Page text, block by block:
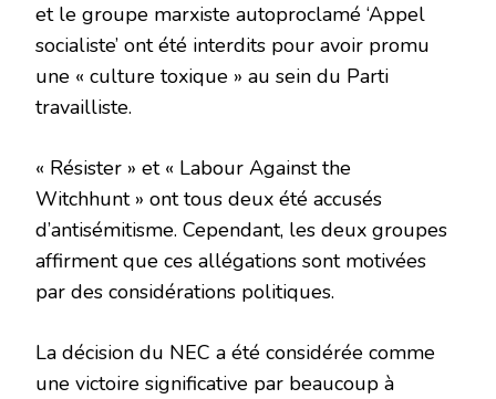
et le groupe marxiste autoproclamé ‘Appel
socialiste’ ont été interdits pour avoir promu
une « culture toxique » au sein du Parti
travailliste.
« Résister » et « Labour Against the
Witchhunt » ont tous deux été accusés
d’antisémitisme. Cependant, les deux groupes
affirment que ces allégations sont motivées
par des considérations politiques.
La décision du NEC a été considérée comme
une victoire significative par beaucoup à